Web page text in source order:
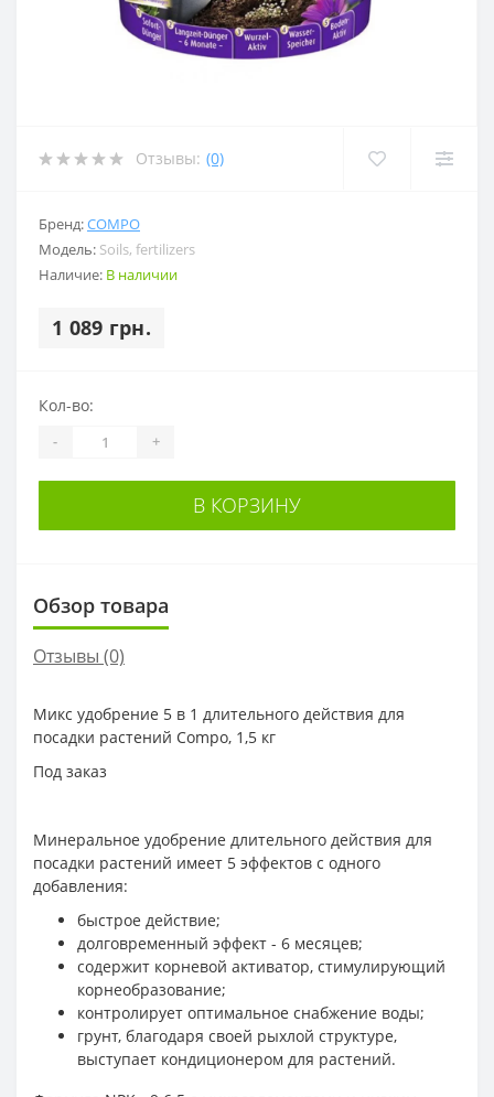
Отзывы: (0)
Бренд:COMPO
Модель: Soils, fertilizers
Наличие: В наличии
1 089 грн.
Кол-во:
- +
В КОРЗИНУ
Обзор товара
Отзывы (0)
Микс удобрение 5 в 1 длительного действия для
посадки растений Compo, 1,5 кг
Под заказ
Минеральное удобрение длительного действия для
посадки растений имеет 5 эффектов с одного
добавления:
быстрое действие;
долговременный эффект - 6 месяцев;
содержит корневой активатор, стимулирующий
корнеобразование;
контролирует оптимальное снабжение воды;
грунт, благодаря своей рыхлой структуре,
выступает кондиционером для растений.